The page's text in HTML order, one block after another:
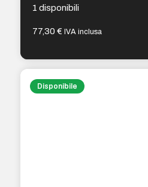
1 disponibili
77,30€ IVA inclusa
Disponibile